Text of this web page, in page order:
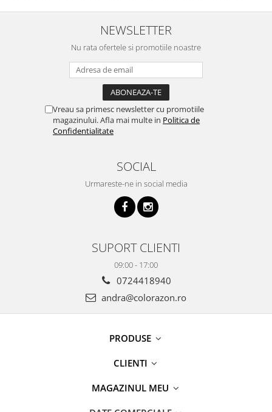
NEWSLETTER
Nu rata ofertele si promotiile noastre
Vreau sa primesc newsletter cu promotiile
magazinului. Afla mai multe in Politica de
Confidentialitate
SOCIAL
Urmareste-ne in social media
SUPORT CLIENTI
09:00 - 17:00
0724418940
andra@colorazon.ro
PRODUSE
CLIENTI
MAGAZINUL MEU